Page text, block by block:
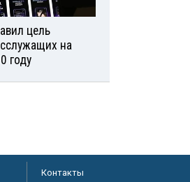
цель
на
году
Контакты